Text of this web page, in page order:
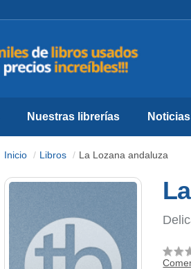
Nuestras librerías Noticias
Inicio Libros La Lozana andaluza